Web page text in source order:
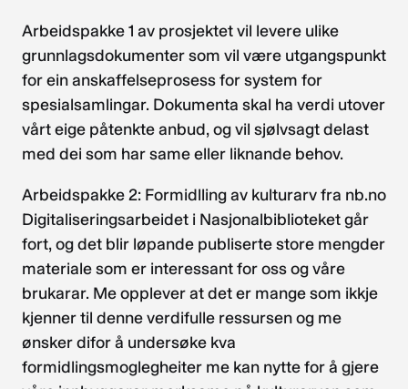
Arbeidspakke 1 av prosjektet vil levere ulike
grunnlagsdokumenter som vil være utgangspunkt
for ein anskaffelseprosess for system for
spesialsamlingar. Dokumenta skal ha verdi utover
vårt eige påtenkte anbud, og vil sjølvsagt delast
med dei som har same eller liknande behov.
Arbeidspakke 2: Formidlling av kulturarv fra nb.no
Digitaliseringsarbeidet i Nasjonalbiblioteket går
fort, og det blir løpande publiserte store mengder
materiale som er interessant for oss og våre
brukarar. Me opplever at det er mange som ikkje
kjenner til denne verdifulle ressursen og me
ønsker difor å undersøke kva
formidlingsmoglegheiter me kan nytte for å gjere